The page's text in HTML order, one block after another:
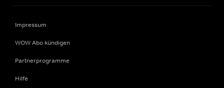
Impressum
WOW Abo kündigen
Partnerprogramme
Hilfe